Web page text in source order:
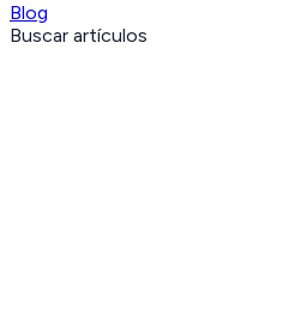
Blog
Buscar artículos